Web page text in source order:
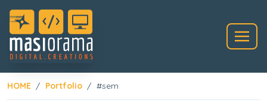
HOME Portfolio #sem